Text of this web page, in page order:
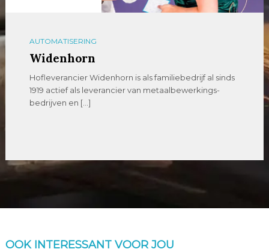
AUTOMATISERING
Widenhorn
Hofleverancier Widenhorn is als familiebedrijf al sinds
1919 actief als leverancier van metaalbewerkings-
bedrijven en […]
OOK INTERESSANT VOOR JOU